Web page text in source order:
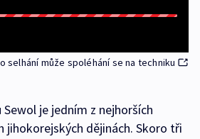
selhání může spoléhání se na techniku
je jedním z nejhorších
jihokorejských dějinách. Skoro tři